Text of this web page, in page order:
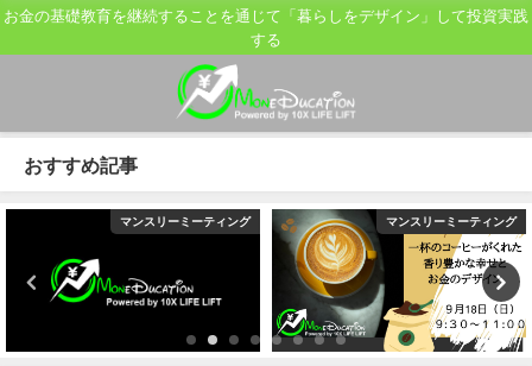
お金の基礎教育を継続することを通じて「暮らしをデザイン」して投資実践
する
おすすめ記事
マンスリーミーティング マンスリーミーティング